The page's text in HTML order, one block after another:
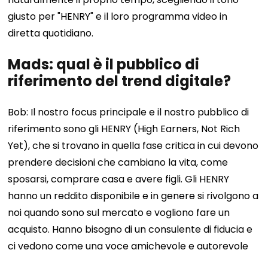
giusto per "HENRY" e il loro programma video in
diretta quotidiano.
Mads: qual è il pubblico di
riferimento del trend digitale?
Bob: Il nostro focus principale e il nostro pubblico di
riferimento sono gli HENRY (High Earners, Not Rich
Yet), che si trovano in quella fase critica in cui devono
prendere decisioni che cambiano la vita, come
sposarsi, comprare casa e avere figli. Gli HENRY
hanno un reddito disponibile e in genere si rivolgono a
noi quando sono sul mercato e vogliono fare un
acquisto. Hanno bisogno di un consulente di fiducia e
ci vedono come una voce amichevole e autorevole